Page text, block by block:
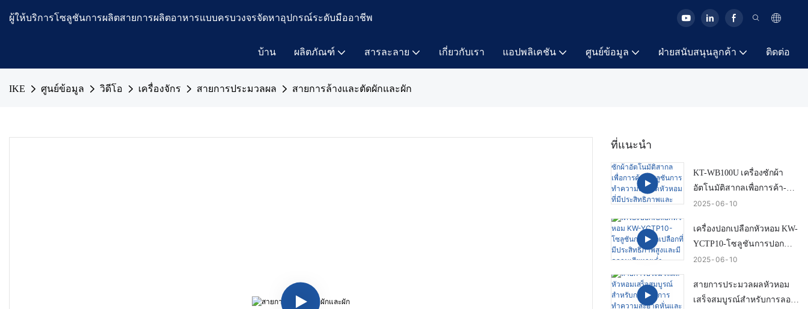
ผู้ให้บริการโซลูชันการผลิตสายการผลิตอาหารแบบครบวงจรจัดหาอุปกรณ์ระดับมืออาชีพ
บ้าน ผลิตภัณฑ์ สารละลาย เกี่ยวกับเรา แอปพลิเคชัน ศูนย์ข้อมูล ฝ่ายสนับสนุนลูกค้า ติดต่อ
IKE ศูนย์ข้อมูล วิดีโอ เครื่องจักร สายการประมวลผล สายการล้างและตัดผักและผัก
ที่แนะนำ
KT-WB100U เครื่องซักผ้า
อัตโนมัติสากลเพื่อการค้า-
โซลูชันการทำความสะอาด
สมาร์ท
2025 06 10
เครื่องปอกเปลือกหัวหอม KW-
YCTP10-โซลูชันการปอก
เปลือกที่มีประสิทธิภาพสูง
2025 06 10
สายการประมวลผลหัวหอม
เสร็จสมบูรณ์สำหรับการลอก